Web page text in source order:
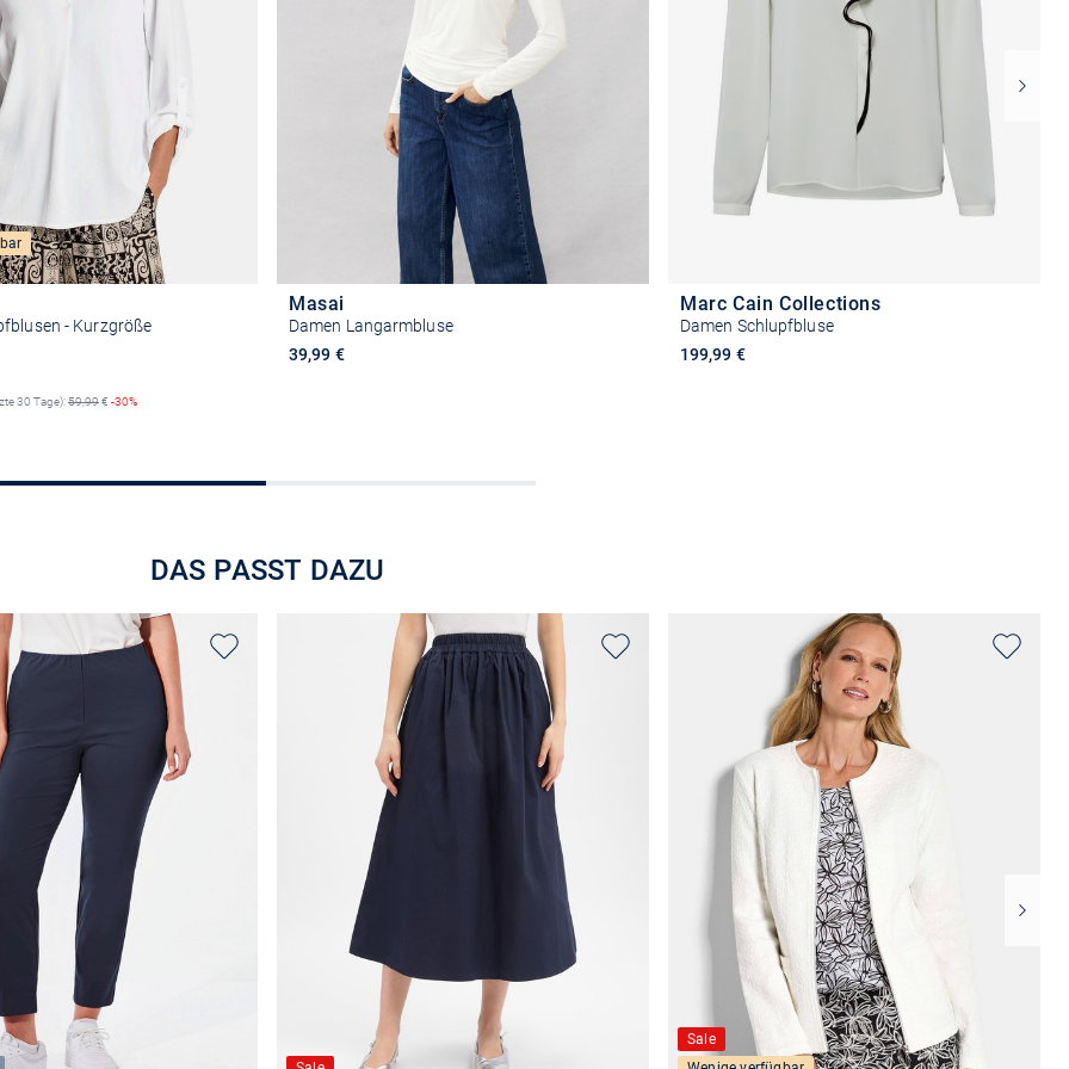
- Kurzgröße
30 Tage):59,99€ -30%
Masai
Damen Langarmbluse
39,99 €
Marc Cain Collections
Damen Schlupfbluse
199,99 €
DAS PASST DAZU
Sale